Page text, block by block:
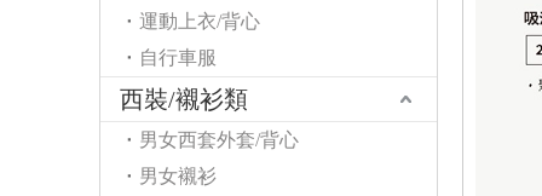
運動上衣/背心
自行車服
西裝/襯衫類
男女西套外套/背心
男女襯衫